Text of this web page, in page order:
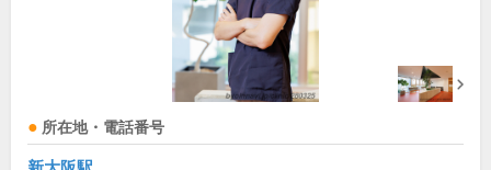
所在地・電話番号